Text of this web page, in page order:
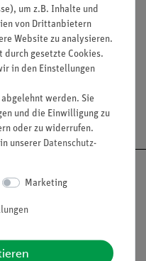
ab 300,- €
um z.B. Inhalte und
von Drittanbietern
Website zu analysieren.
gesetzte Cookies.
in den Einstellungen
werden. Sie
und die Einwilligung zu
oder zu widerrufen.
unserer Daten­schutz­
Marketing